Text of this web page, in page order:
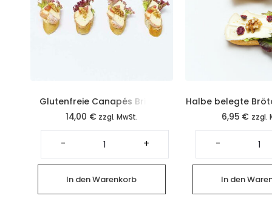
Glutenfreie Canapés Brie (4
Stück)
14,00 € zzgl. MwSt.
-
Glutenfreie
Canapés
Brie
(4
Stück)
Menge
+
In den Warenkorb
Halbe belegte
(2
6,95 € zzgl.
-
(2
In den